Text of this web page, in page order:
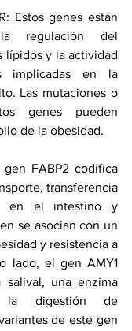
Estos genes están
regulación del
lípidos y la actividad
implicadas en la
Las mutaciones o
genes pueden
de la obesidad.
gen FABP2 codifica
transferencia
en el intestino y
se asocian con un
y resistencia a
lado, el gen AMY1
salival, una enzima
la digestión de
de este gen